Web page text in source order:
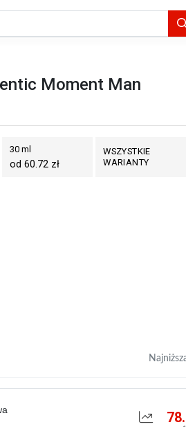
Moment Man
30 ml
od 60.72 zł
WSZYSTKIE
WARIANTY